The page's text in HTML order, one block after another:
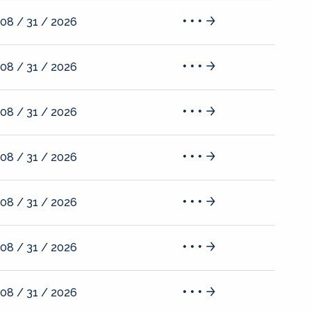
08 / 31 / 2026
08 / 31 / 2026
08 / 31 / 2026
08 / 31 / 2026
08 / 31 / 2026
08 / 31 / 2026
08 / 31 / 2026